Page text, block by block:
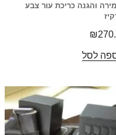
והגנה כריכת עור צבע
₪
לסל